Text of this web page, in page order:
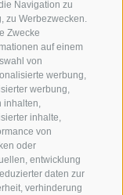
Navigation zu
zu Werbezwecken.
Zwecke
auf einem
von
werbung,
werbung,
inhalten,
inhalte,
von
oder
entwicklung
daten zur
verhinderung